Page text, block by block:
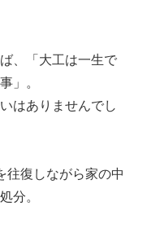
、「大工は一生で
」。
はありませんでし
往復しながら家の中
分。